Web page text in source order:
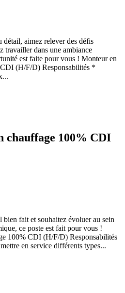
détail, aimez relever des défis
travailler dans une ambiance
est faite pour vous ! Monteur en
(H/F/D) Responsabilités *
chauffage 100% CDI
bien fait et souhaitez évoluer au sein
ce poste est fait pour vous !
100% CDI (H/F/D) Responsabilités
en service différents types...